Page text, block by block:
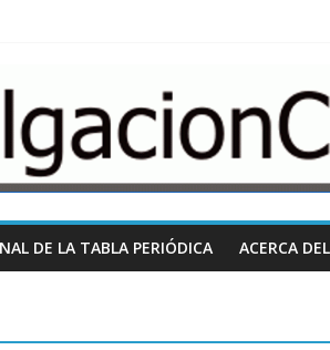
DE LA TABLA PERIÓDICA ACERCA